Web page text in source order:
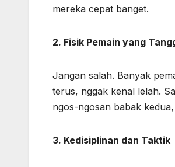
mereka cepat banget.
2. Fisik Pemain yang
Jangan salah. Banyak
terus, nggak kenal lelah.
ngos-ngosan babak
3. Kedisiplinan dan Taktik